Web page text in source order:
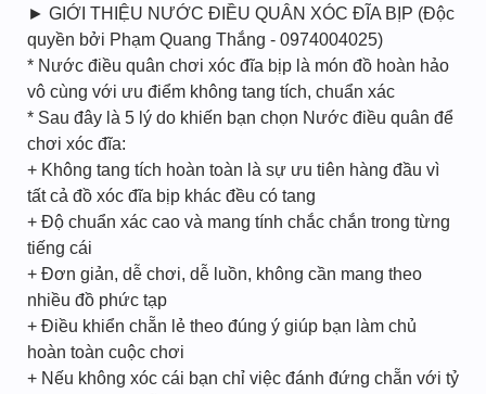
► GIỚI THIỆU NƯỚC ĐIỀU QUÂN XÓC ĐĨA BỊP (Độc
quyền bởi Phạm Quang Thắng - 0974004025)
* Nước điều quân chơi xóc đĩa bịp là món đồ hoàn hảo
vô cùng với ưu điểm không tang tích, chuẩn xác
* Sau đây là 5 lý do khiến bạn chọn Nước điều quân để
chơi xóc đĩa:
+ Không tang tích hoàn toàn là sự ưu tiên hàng đầu vì
tất cả đồ xóc đĩa bịp khác đều có tang
+ Độ chuẩn xác cao và mang tính chắc chắn trong từng
tiếng cái
+ Đơn giản, dễ chơi, dễ luồn, không cần mang theo
nhiều đồ phức tạp
+ Điều khiển chẵn lẻ theo đúng ý giúp bạn làm chủ
hoàn toàn cuộc chơi
+ Nếu không xóc cái bạn chỉ việc đánh đứng chẵn với tỷ